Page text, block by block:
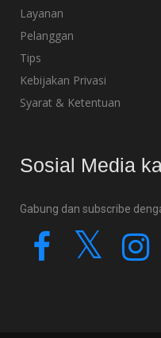
Layanan
Pelanggan
Tips
Kebijakan Privasi
Syarat & Ketentuan
Sosial Media
Gabung dan subscribe